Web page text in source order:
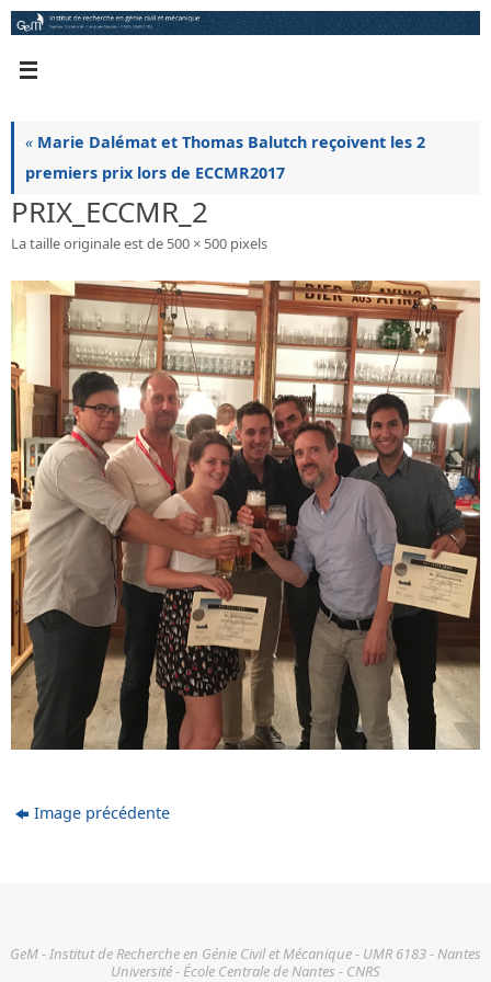
Passer
au
« Marie Dalémat et Thomas Balutch reçoivent les 2
premiers prix lors de ECCMR2017
PRIX_ECCMR_2
La taille originale est de 500 × 500 pixels
Image précédente
GeM - Institut de Recherche en Génie Civil et Mécanique - UMR 6183 - Nantes
Université - École Centrale de Nantes - CNRS